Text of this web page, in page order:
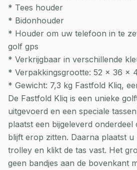
* Tees houder
* Bidonhouder
* Houder om uw telefoon in te
golf gps
* Verkrijgbaar in verschillende
* Verpakkingsgrootte: 52 x 36 x
* Gewicht: 7,3 kg Fastfold Kliq,
De Fastfold Kliq is een unieke
uitgevoerd en een speciale
plaatst een bijgeleverd
blijft erop zitten. Daarna plaatst
trolley en klikt de tas vast. Het
geen bandjes aan de bovenkant